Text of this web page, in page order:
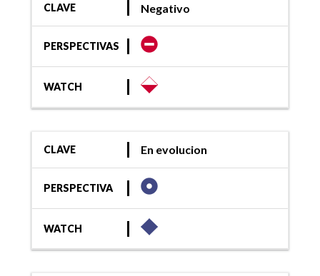
CLAVE Negativo
PERSPECTIVAS
WATCH
CLAVE En evolucion
PERSPECTIVA
WATCH